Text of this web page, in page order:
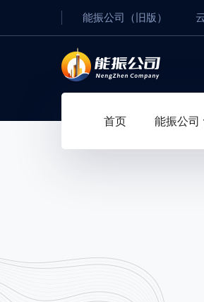
能振公司（旧版）
首页 能振公司